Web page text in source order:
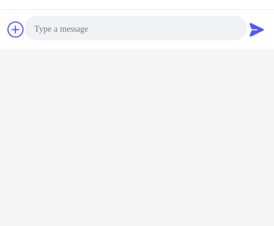
Чат